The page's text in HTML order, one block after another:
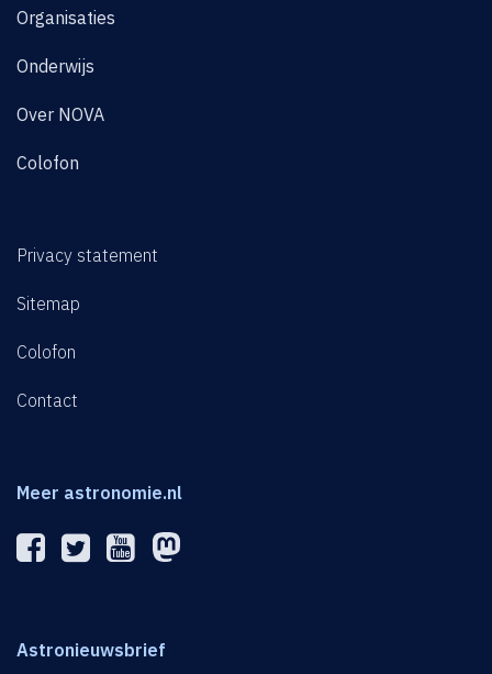
Organisaties
Onderwijs
Over NOVA
Colofon
Privacy statement
Sitemap
Colofon
Contact
Meer astronomie.nl
Astronieuwsbrief